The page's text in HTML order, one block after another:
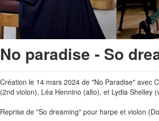
No paradise - So
Création le 14 mars 2024 de "No Paradise" avec
(2nd violon), Léa Hennino (alto), et Lydia Shelley
Reprise de "So dreaming" pour harpe et violon